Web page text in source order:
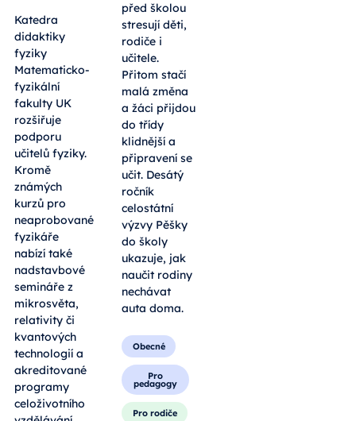
Katedra
didaktiky
fyziky
Matematicko-
fyzikální
fakulty UK
rozšiřuje
podporu
učitelů fyziky.
Kromě
známých
kurzů pro
neaprobované
fyzikáře
nabízí také
nadstavbové
semináře z
mikrosvěta,
relativity či
kvantových
technologií a
akreditované
programy
celoživotního
před školou
stresují děti,
rodiče i
učitele.
Přitom stačí
malá změna
a žáci přijdou
do třídy
klidnější a
připravení se
učit. Desátý
ročník
celostátní
výzvy Pěšky
do školy
ukazuje, jak
naučit rodiny
nechávat
auta doma.
Obecné
Pro
pedagogy
Pro rodiče